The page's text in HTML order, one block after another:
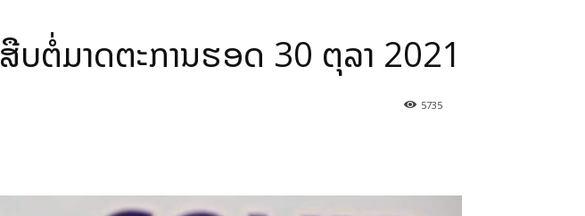
ສືບຕໍ່ມາດຕະການຮອດ 30 ຕຸລາ 2021
5735